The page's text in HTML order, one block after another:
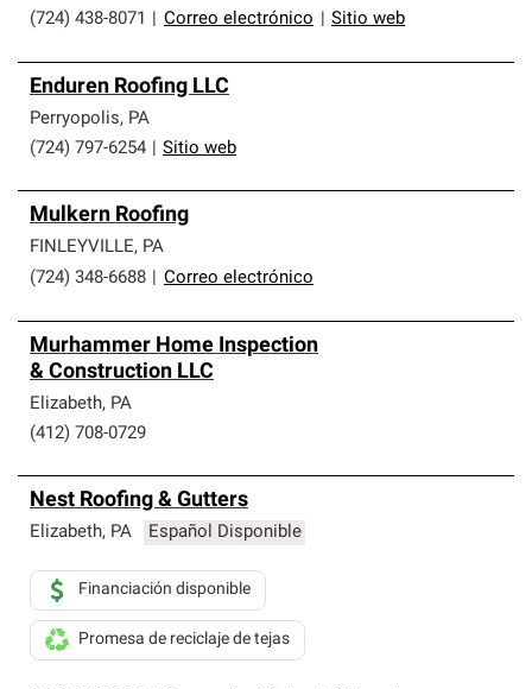
(724) 438-8071
Correo electrónico Sitio web
Enduren Roofing LLC
Perryopolis, PA
(724) 797-6254
Sitio web
Mulkern Roofing
FINLEYVILLE, PA
(724) 348-6688
Correo electrónico
Murhammer Home Inspection
& Construction LLC
Elizabeth, PA
(412) 708-0729
Nest Roofing & Gutters
Elizabeth, PA Español Disponible
Financiación disponible
Promesa de reciclaje de tejas